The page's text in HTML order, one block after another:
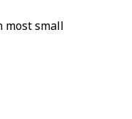
small